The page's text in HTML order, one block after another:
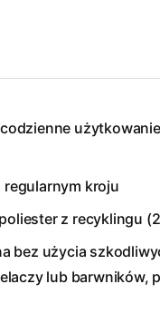
regularnym kroju
z recyklingu
bez użycia
lub barwników,